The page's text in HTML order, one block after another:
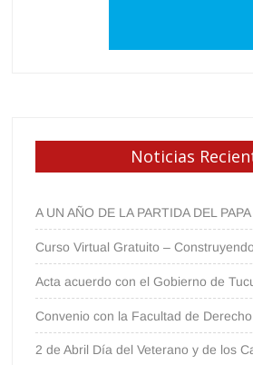
Noticias
A UN AÑO DE LA PARTIDA DEL
Curso Virtual Gratuito –
Acta acuerdo con el Gobierno de
Convenio con la Facultad de Derecho
2 de Abril Día del Veterano y de los